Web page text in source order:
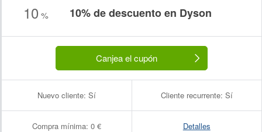
10 % 10% de descuento en Dyson
Canjea el cupón
Nuevo cliente: Sí Cliente recurrente: Sí
Compra mínima: 0 € Detalles